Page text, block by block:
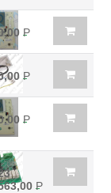
Р
Р
Р
Р